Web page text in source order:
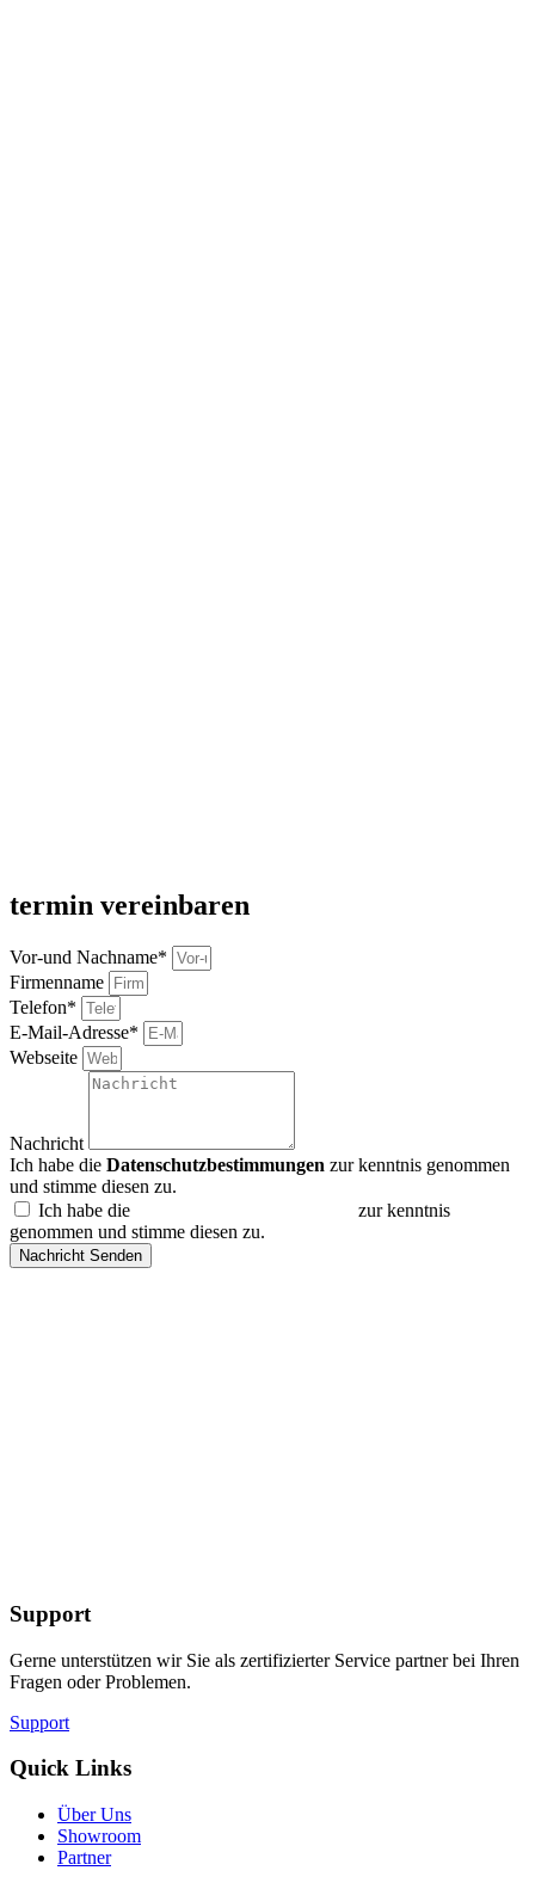
termin vereinbaren
Vor-und Nachname*
Firmenname
Telefon*
E-Mail-Adresse*
Webseite
Nachricht
Ich habe die Datenschutzbestimmungen zur kenntnis genommen
und stimme diesen zu.
Ich habe die
zur kenntnis
genommen und stimme diesen zu.
Nachricht Senden
Support
Gerne unterstützen wir Sie als zertifizierter Service partner bei Ihren
Fragen oder Problemen.
Support
Quick Links
Über Uns
Showroom
Partner